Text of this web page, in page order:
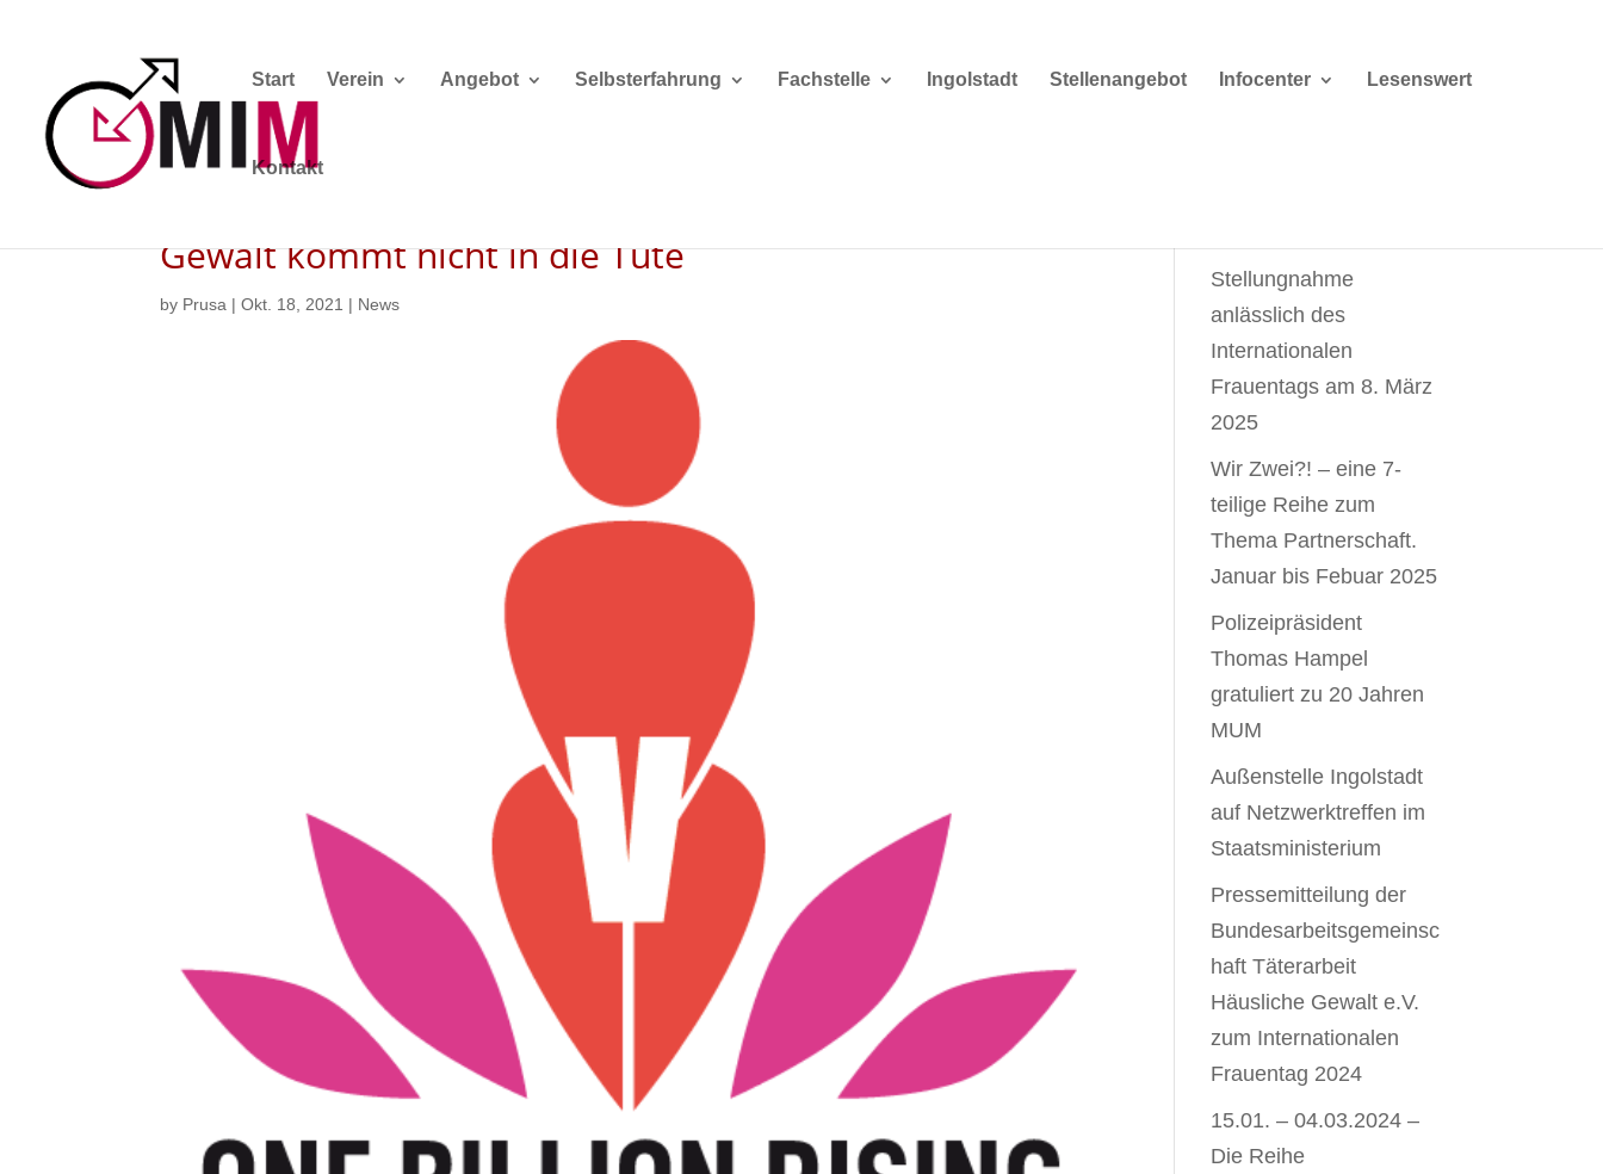
Start Verein Angebot Selbsterfahrung Fachstelle Ingolstadt Stellenangebot Infocenter Lesenswert
Kontakt
Gewalt kommt nicht in die Tüte
by Prusa |Okt. 18, 2021 | News
Stellungnahme
anlässlich des
Internationalen
Frauentags am 8. März
2025
Wir Zwei?! – eine 7-
teilige Reihe zum
Thema Partnerschaft.
Januar bis Febuar 2025
Polizeipräsident
Thomas Hampel
gratuliert zu 20 Jahren
MUM
Außenstelle Ingolstadt
auf Netzwerktreffen im
Staatsministerium
Pressemitteilung der
Bundesarbeitsgemeinsc
haft Täterarbeit
Häusliche Gewalt e.V.
zum Internationalen
Frauentag 2024
15.01. – 04.03.2024 –
Die Reihe